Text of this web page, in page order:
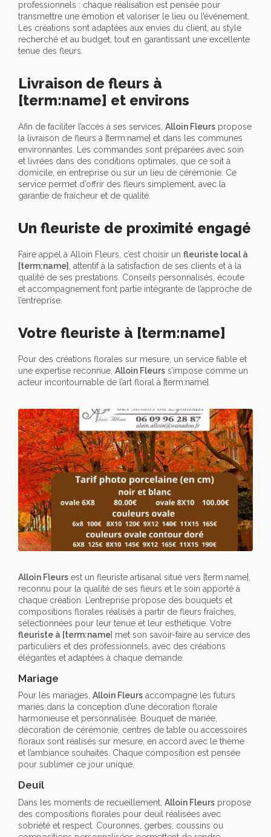
professionnels : chaque réalisation est pensée pour
transmettre une émotion et valoriser le lieu ou l’événement.
Les créations sont adaptées aux envies du client, au style
recherché et au budget, tout en garantissant une excellente
tenue des fleurs.
Livraison de fleurs à
[term:name] et environs
Afin de faciliter l’accès à ses services, Alloin Fleurs propose
la livraison de fleurs à [term:name] et dans les communes
environnantes. Les commandes sont préparées avec soin
et livrées dans des conditions optimales, que ce soit à
domicile, en entreprise ou sur un lieu de cérémonie. Ce
service permet d’offrir des fleurs simplement, avec la
garantie de fraîcheur et de qualité.
Un fleuriste de proximité engagé
Faire appel à Alloin Fleurs, c’est choisir un fleuriste local à
[term:name]
, attentif à la satisfaction de ses clients et à la
qualité de ses prestations. Conseils personnalisés, écoute
et accompagnement font partie intégrante de l’approche de
l’entreprise.
Votre fleuriste à [term:name]
Pour des créations florales sur mesure, un service fiable et
une expertise reconnue, Alloin Fleurs s’impose comme un
acteur incontournable de l’art floral à [term:name].
Alloin Fleurs est un fleuriste artisanal situé vers [term:name],
reconnu pour la qualité de ses fleurs et le soin apporté à
chaque création. L’entreprise propose des bouquets et
compositions florales réalisés à partir de fleurs fraîches,
sélectionnées pour leur tenue et leur esthétique. Votre
fleuriste à [term:name] met son savoir-faire au service des
particuliers et des professionnels, avec des créations
élégantes et adaptées à chaque demande.
Mariage
Pour les mariages, Alloin Fleurs accompagne les futurs
mariés dans la conception d’une décoration florale
harmonieuse et personnalisée. Bouquet de mariée,
décoration de cérémonie, centres de table ou accessoires
floraux sont réalisés sur mesure, en accord avec le thème
et l’ambiance souhaités. Chaque composition est pensée
pour sublimer ce jour unique.
Deuil
Dans les moments de recueillement, Alloin Fleurs propose
des compositions florales pour deuil réalisées avec
sobriété et respect. Couronnes, gerbes, coussins ou